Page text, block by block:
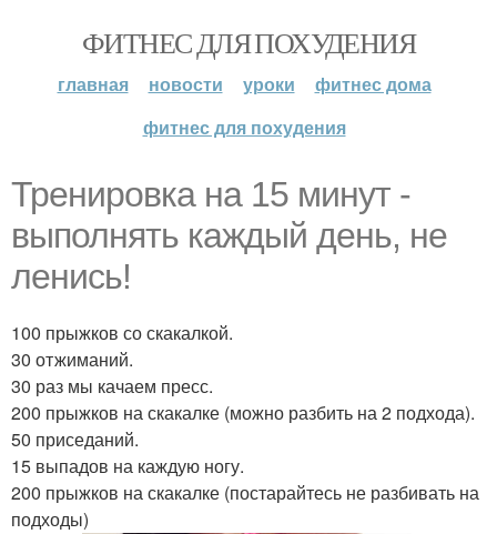
ФИТНЕС ДЛЯ ПОХУДЕНИЯ
главная новости уроки
фитнес дома
фитнес для похудения
Тренировка на 15 минут -
выполнять каждый день, не
ленись!
100 прыжков со скакалкой.
30 отжиманий.
30 раз мы качаем пресс.
200 прыжков на скакалке (можно разбить на 2 подхода).
50 приседаний.
15 выпадов на каждую ногу.
200 прыжков на скакалке (постарайтесь не разбивать на
подходы)